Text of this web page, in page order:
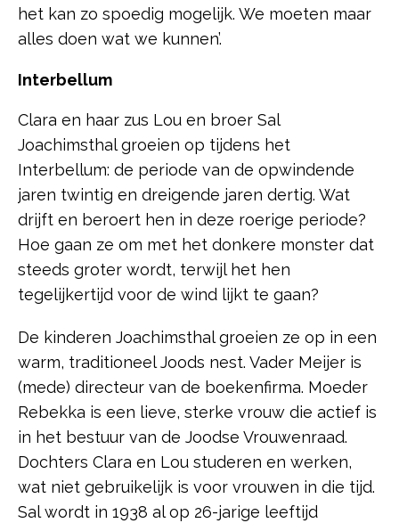
het kan zo spoedig mogelijk. We moeten maar
alles doen wat we kunnen’.
Interbellum
Clara en haar zus Lou en broer Sal
Joachimsthal groeien op tijdens het
Interbellum: de periode van de opwindende
jaren twintig en dreigende jaren dertig. Wat
drijft en beroert hen in deze roerige periode?
Hoe gaan ze om met het donkere monster dat
steeds groter wordt, terwijl het hen
tegelijkertijd voor de wind lijkt te gaan?
De kinderen Joachimsthal groeien ze op in een
warm, traditioneel Joods nest. Vader Meijer is
(mede) directeur van de boekenfirma. Moeder
Rebekka is een lieve, sterke vrouw die actief is
in het bestuur van de Joodse Vrouwenraad.
Dochters Clara en Lou studeren en werken,
wat niet gebruikelijk is voor vrouwen in die tijd.
Sal wordt in 1938 al op 26-jarige leeftijd